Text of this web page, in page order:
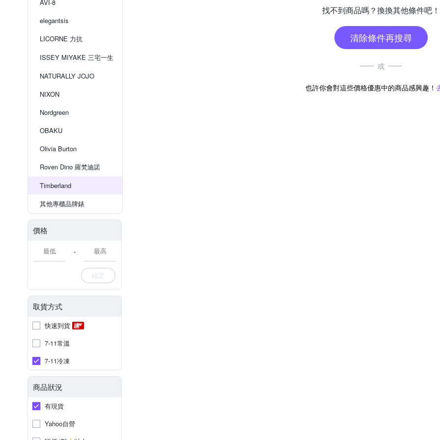
AVI-8
elegantsis
LICORNE 力抗
ISSEY MIYAKE 三宅一生
NATURALLY JOJO
NIXON
Nordgreen
OBAKU
Olivia Burton
Roven Dino 羅梵迪諾
Timberland
其他專櫃品牌錶
價格
-
確定
取貨方式
快速到貨
7-11常溫
7-11冷凍
商品狀況
有現貨
Yahoo自營
找不到商品嗎？換換其他條件吧！
清除條件再搜尋
或
也許你會對這些價格優惠中的商品感興趣！